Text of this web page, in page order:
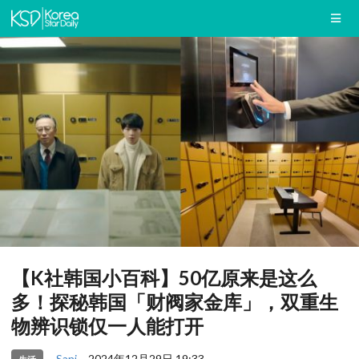
【K社韩国小百科】50亿原来是这么
多！探秘韩国「财阀家金库」，双重生
物辨识锁仅一人能打开